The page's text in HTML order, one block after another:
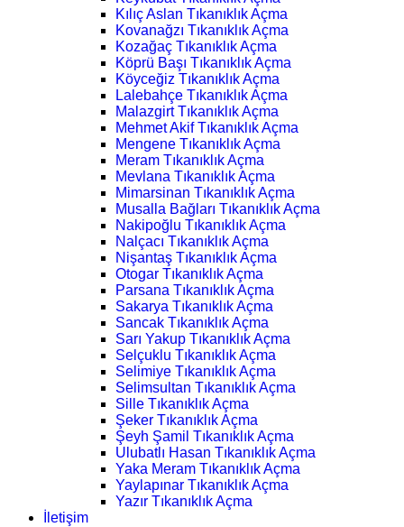
Kılıç Aslan Tıkanıklık Açma
Kovanağzı Tıkanıklık Açma
Kozağaç Tıkanıklık Açma
Köprü Başı Tıkanıklık Açma
Köyceğiz Tıkanıklık Açma
Lalebahçe Tıkanıklık Açma
Malazgirt Tıkanıklık Açma
Mehmet Akif Tıkanıklık Açma
Mengene Tıkanıklık Açma
Meram Tıkanıklık Açma
Mevlana Tıkanıklık Açma
Mimarsinan Tıkanıklık Açma
Musalla Bağları Tıkanıklık Açma
Nakipoğlu Tıkanıklık Açma
Nalçacı Tıkanıklık Açma
Nişantaş Tıkanıklık Açma
Otogar Tıkanıklık Açma
Parsana Tıkanıklık Açma
Sakarya Tıkanıklık Açma
Sancak Tıkanıklık Açma
Sarı Yakup Tıkanıklık Açma
Selçuklu Tıkanıklık Açma
Selimiye Tıkanıklık Açma
Selimsultan Tıkanıklık Açma
Sille Tıkanıklık Açma
Şeker Tıkanıklık Açma
Şeyh Şamil Tıkanıklık Açma
Ulubatlı Hasan Tıkanıklık Açma
Yaka Meram Tıkanıklık Açma
Yaylapınar Tıkanıklık Açma
Yazır Tıkanıklık Açma
İletişim